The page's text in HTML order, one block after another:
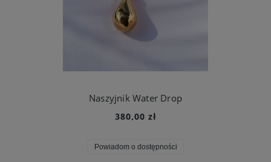
Naszyjnik Water Drop
380,00 zł
Powiadom o dostępności